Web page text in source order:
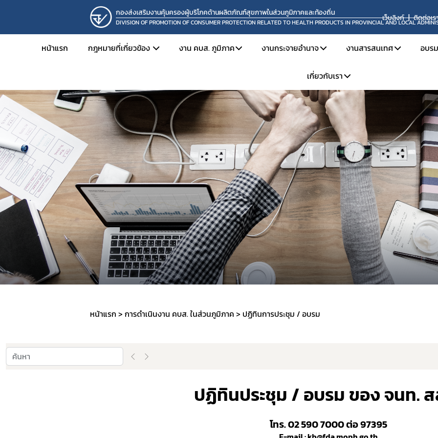
กองส่งเสริมงานคุ้มครองผู้บริโภคด้านผลิตภัณฑ์สุขภาพในส่วนภูมิภาคและท้องถิ่น
DIVISION OF PROMOTION OF CONSUMER PROTECTION RELATED TO HEALTH PRODUCTS IN PROVINCIAL AND LOCAL
เว็บลิงก์ ติดต่อเร
หน้าแรก กฎหมายที่เกี่ยวข้อง
ยา
อาหาร
เครื่องสำอาง
เครื่องมือแพทย์
วัตถุอันตราย
วัตถุเสพติด
ผลิตภัณฑ์สมุนไพร
อื่นๆ
งาน คบส. ภูมิภาค
การดำเนินงาน คบส. ในส่วนภูมิภาค
ปฏิทินประชุม / อบรม ของ จนท.สสจ.
เอกสารเผยแพร่
สื่อการเรียนรู้งาน คบส.
งานกระจายอำนาจ
โครงการส่งเสริมงานกระจายอำนาจ
อบรมต่างๆ
จุลสาร อย.
หนังสือ อปท.
สื่อให้ความรู้ทั่วไปเกี่ยวกับผลิตภัณฑ์สุขภาพ
งานสารสนเทศ
ระบบ Skynet
คู่มือต่างๆ
แบบฟอร์มต่างๆ
การเปิด OPEN ID
อบร
เกี่ยวกับเรา
กฎกระทรวงแบ่งส่วนราชการ
สำหรับเจ้าหน้าที่กอง คบ.
โครงสร้างและอัตรากำลัง
จองห้องประชุม
หน้าที่ความรับผิดชอบ
ติดต่อเรา
องค์กรคุณธรรมต้นแบบ
ปีงบประมาณ 2569
หน้าแรก การดำเนินงาน คบส. ในส่วนภูมิภาค ปฏิทินการประชุม / อบรม
ปฏิทินประชุม / อบรม ของ จนท.
โทร. 02 590 7000 ต่อ 97395